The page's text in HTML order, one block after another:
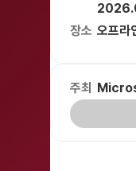
장소 오프라
주최